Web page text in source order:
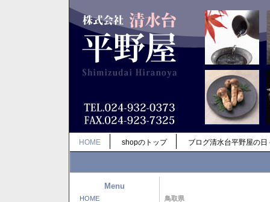
HOME shopのトップ ブログ清水台平野屋の日
Menu
HOME 鳥取県